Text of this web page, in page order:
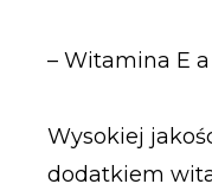
– Witamina E
Wysokiej
dodatkiem